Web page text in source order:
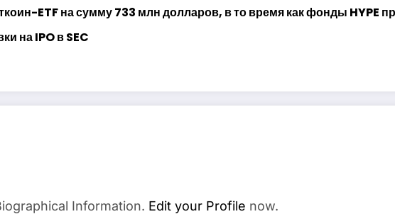
ETF на сумму 733 млн долларов, в то время как фонды HYPE
на IPO в SEC
Information. Edit your Profile now.